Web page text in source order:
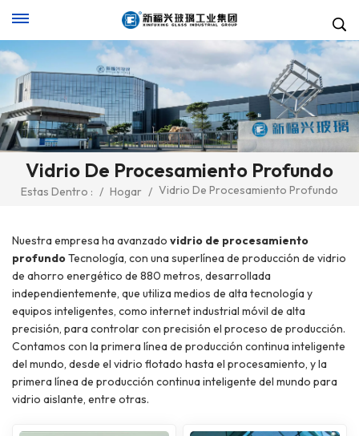
Vidrio De Procesamiento Profundo
Estas Dentro : / Hogar / Vidrio De Procesamiento Profundo
Nuestra empresa ha avanzado vidrio de procesamiento
profundoTecnología, con una superlínea de producción de vidrio
de ahorro energético de 880 metros, desarrollada
independientemente, que utiliza medios de alta tecnología y
equipos inteligentes, como internet industrial móvil de alta
precisión, para controlar con precisión el proceso de producción.
Contamos con la primera línea de producción continua inteligente
del mundo, desde el vidrio flotado hasta el procesamiento, y la
primera línea de producción continua inteligente del mundo para
vidrio aislante, entre otras.